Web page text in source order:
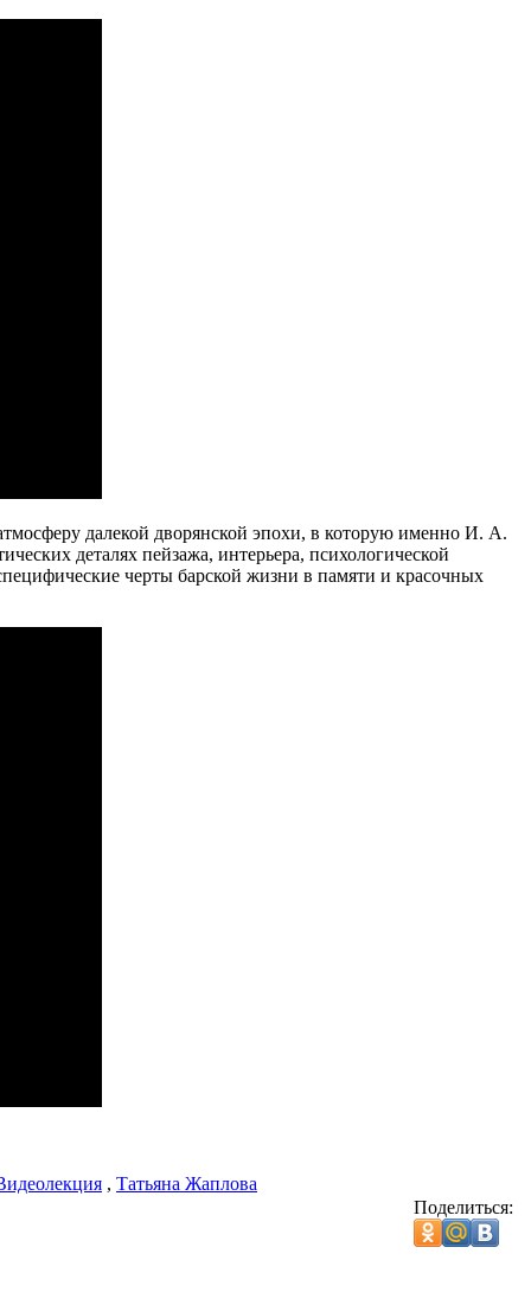
далекой дворянской эпохи, в которую именно И. А.
деталях пейзажа, интерьера, психологической
черты барской жизни в памяти и красочных
, Татьяна Жаплова
Поделиться: